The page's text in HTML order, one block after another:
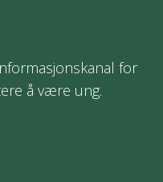
for
å være ung.